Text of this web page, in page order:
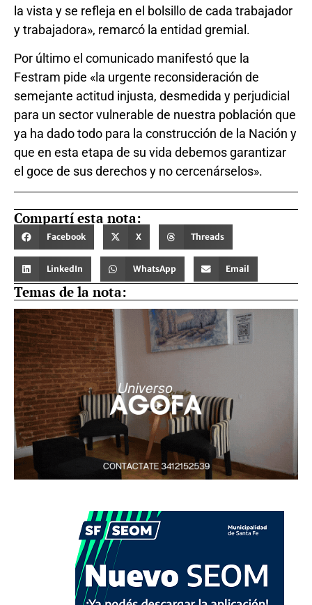
la vista y se refleja en el bolsillo de cada trabajador
y trabajadora», remarcó la entidad gremial.
Por último el comunicado manifestó que la
Festram pide «la urgente reconsideración de
semejante actitud injusta, desmedida y perjudicial
para un sector vulnerable de nuestra población que
ya ha dado todo para la construcción de la Nación y
que en esta etapa de su vida debemos garantizar
el goce de sus derechos y no cercenárselos».
Compartí esta nota:
Facebook X Threads
LinkedIn WhatsApp Email
Temas de la nota: